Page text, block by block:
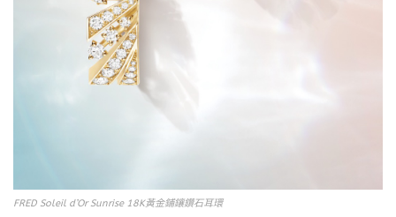
FRED Soleil d’Or Sunrise 18K黃金鋪鑲鑽石耳環